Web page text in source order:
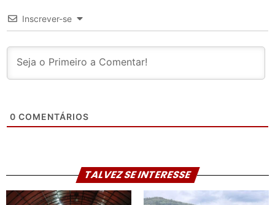
Inscrever-se
0 COMENTÁRIOS
TALVEZ SE INTERESSE